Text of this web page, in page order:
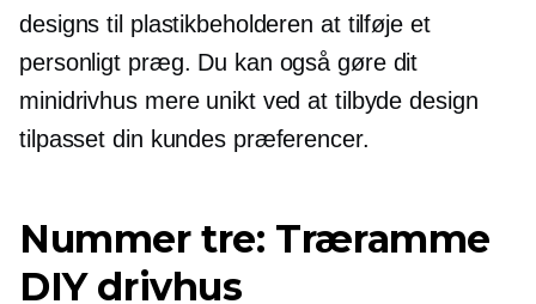
designs til plastikbeholderen at tilføje et
personligt præg. Du kan også gøre dit
minidrivhus mere unikt ved at tilbyde design
tilpasset din kundes præferencer.
Nummer tre: Træramme
DIY drivhus